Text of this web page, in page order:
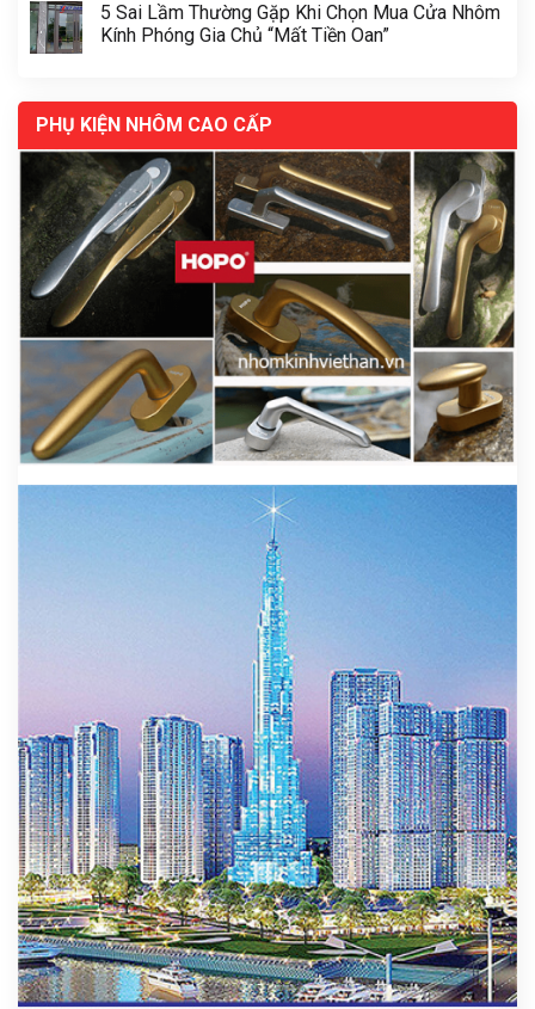
5 Sai Lầm Thường Gặp Khi Chọn Mua Cửa Nhôm
Kính Phóng Gia Chủ “Mất Tiền Oan”
PHỤ KIỆN NHÔM CAO CẤP